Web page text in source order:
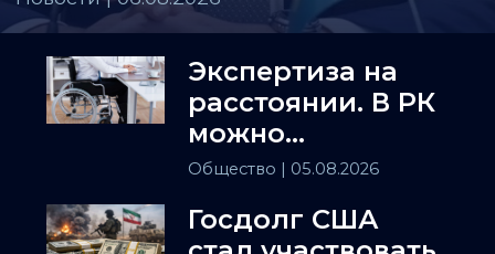
Экспертиза на
расстоянии. В РК
можно
установить
заочно
Общество | 05.08.2026
Госдолг США